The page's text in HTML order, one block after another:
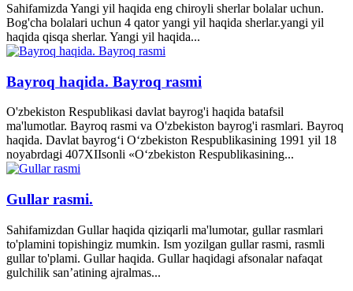
Sahifamizda Yangi yil haqida eng chiroyli sherlar bolalar uchun.
Bog'cha bolalari uchun 4 qator yangi yil haqida sherlar.yangi yil
haqida qisqa sherlar. Yangi yil haqida...
Bayroq haqida. Bayroq rasmi
O'zbekiston Respublikasi davlat bayrog'i haqida batafsil
ma'lumotlar. Bayroq rasmi va O'zbekiston bayrog'i rasmlari. Bayroq
haqida. Davlat bayrog‘i O‘zbekiston Respublikasining 1991 yil 18
noyabrdagi 407­XII­sonli «O‘zbekiston Respublikasining...
Gullar rasmi.
Sahifamizdan Gullar haqida qiziqarli ma'lumotar, gullar rasmlari
to'plamini topishingiz mumkin. Ism yozilgan gullar rasmi, rasmli
gullar to'plami. Gullar haqida. Gullar haqidagi afsonalar nafaqat
gulchilik san’atining ajralmas...